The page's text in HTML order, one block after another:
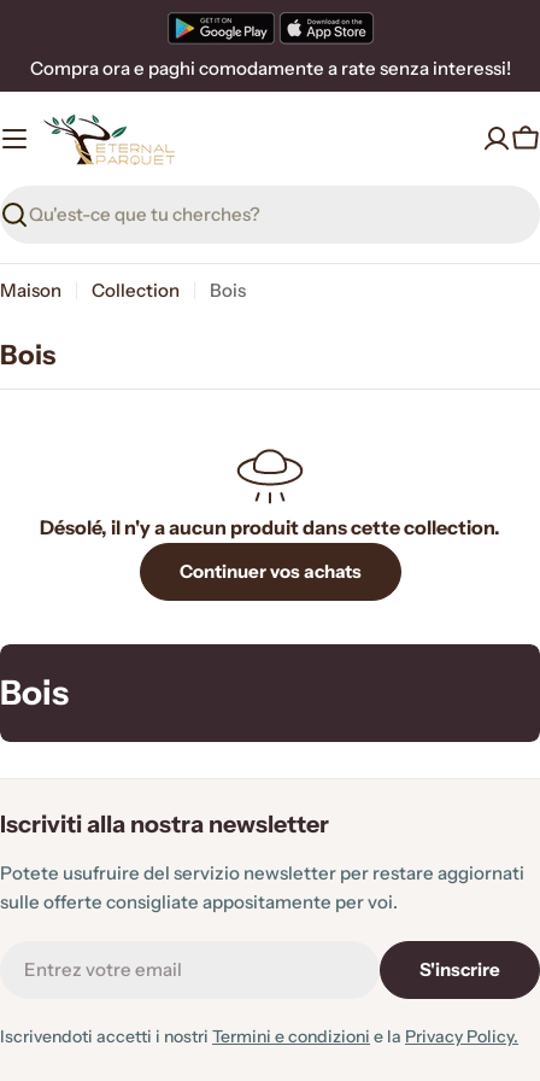
contenu
Compra ora e paghi comodamente a rate senza interessi!
Recherche
Maison Collection Bois
Bois
Désolé, il n'y a aucun produit dans cette collection.
Continuer vos achats
C
o
l
l
c
n
Bois
Iscriviti alla nostra newsletter
Potete usufruire del servizio newsletter per restare aggiornati
sulle offerte consigliate appositamente per voi.
mail
S'inscrire
Iscrivendoti accetti i nostri Termini e condizioni e la Privacy Policy.